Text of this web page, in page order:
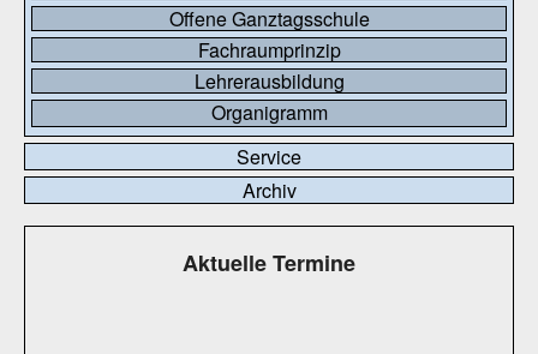
Offene Ganztagsschule
Fachraumprinzip
Lehrerausbildung
Organigramm
Service
Archiv
Aktuelle Termine